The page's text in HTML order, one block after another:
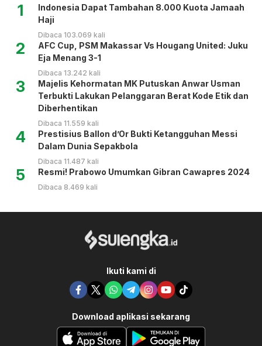
1
Indonesia Dapat Tambahan 8.000 Kuota Jamaah
Haji
Dibaca 103.069 kali
2
AFC Cup, PSM Makassar Vs Hougang United: Juku
Eja Menang 3-1
Dibaca 13.242 kali
3
Majelis Kehormatan MK Putuskan Anwar Usman
Terbukti Lakukan Pelanggaran Berat Kode Etik dan
Diberhentikan
Dibaca 11.559 kali
4
Prestisius Ballon d’Or Bukti Ketangguhan Messi
Dalam Dunia Sepakbola
Dibaca 11.487 kali
5 Resmi! Prabowo Umumkan Gibran Cawapres 2024
Dibaca 8.469 kali
Ikuti kami di
Download aplikasi sekarang